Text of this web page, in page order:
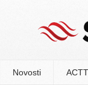
Novosti